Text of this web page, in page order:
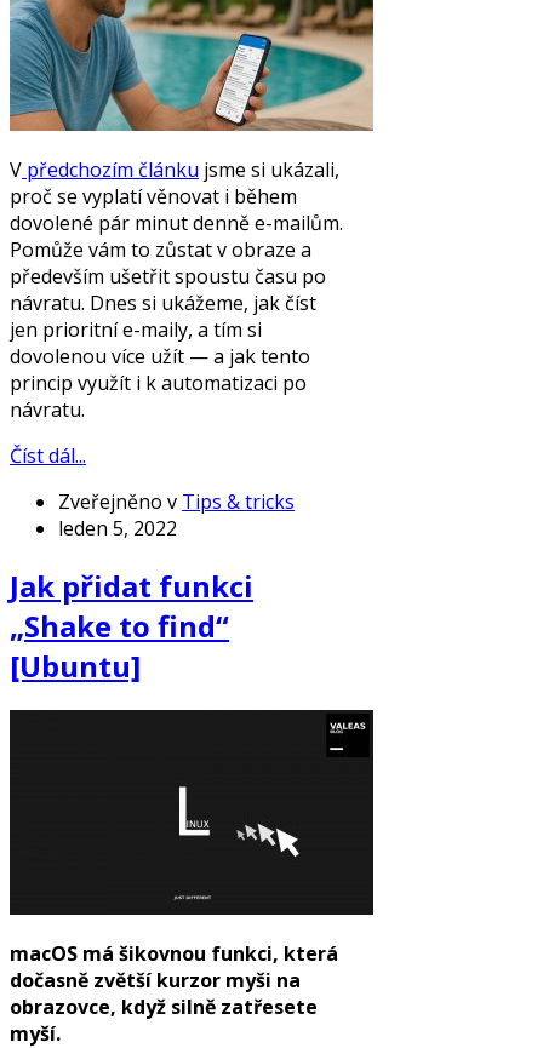
V předchozím článku jsme si ukázali,
proč se vyplatí věnovat i během
dovolené pár minut denně e-mailům.
Pomůže vám to zůstat v obraze a
především ušetřit spoustu času po
návratu. Dnes si ukážeme, jak číst
jen prioritní e-maily, a tím si
dovolenou více užít — a jak tento
princip využít i k automatizaci po
návratu.
Číst dál...
Zveřejněno v Tips & tricks
leden 5, 2022
Jak přidat funkci
„Shake to find“
[Ubuntu]
macOS má šikovnou funkci, která
dočasně zvětší kurzor myši na
obrazovce, když silně zatřesete
myší.